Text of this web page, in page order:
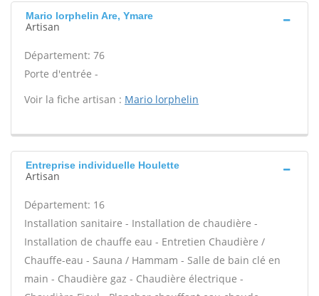
Mario lorphelin Are, Ymare
Artisan
Département: 76
Porte d'entrée -
Voir la fiche artisan : Mario lorphelin
Entreprise individuelle Houlette
Artisan
Département: 16
Installation sanitaire - Installation de chaudière -
Installation de chauffe eau - Entretien Chaudière /
Chauffe-eau - Sauna / Hammam - Salle de bain clé en
main - Chaudière gaz - Chaudière électrique -